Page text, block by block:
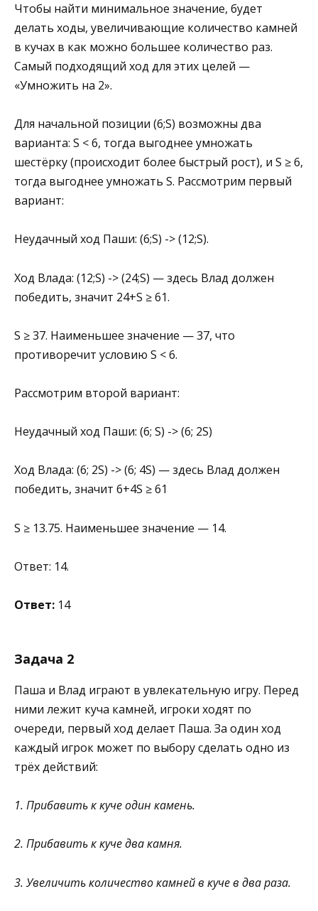
Чтобы найти минимальное значение, будет
делать ходы, увеличивающие количество камней
в кучах в как можно большее количество раз.
Самый подходящий ход для этих целей —
«Умножить на 2».
Для начальной позиции (6;S) возможны два
варианта: S < 6, тогда выгоднее умножать
шестёрку (происходит более быстрый рост), и S ≥ 6,
тогда выгоднее умножать S. Рассмотрим первый
вариант:
Неудачный ход Паши: (6;S) -> (12;S).
Ход Влада: (12;S) -> (24;S) — здесь Влад должен
победить, значит 24+S ≥ 61.
S ≥ 37. Наименьшее значение — 37, что
противоречит условию S < 6.
Рассмотрим второй вариант:
Неудачный ход Паши: (6; S) -> (6; 2S)
Ход Влада: (6; 2S) -> (6; 4S) — здесь Влад должен
победить, значит 6+4S ≥ 61
S ≥ 13.75. Наименьшее значение — 14.
Ответ: 14.
Ответ: 14
Задача 2
Паша и Влад играют в увлекательную игру. Перед
ними лежит куча камней, игроки ходят по
очереди, первый ход делает Паша. За один ход
каждый игрок может по выбору сделать одно из
трёх действий:
1. Прибавить к куче один камень.
2. Прибавить к куче два камня.
3. Увеличить количество камней в куче в два раза.